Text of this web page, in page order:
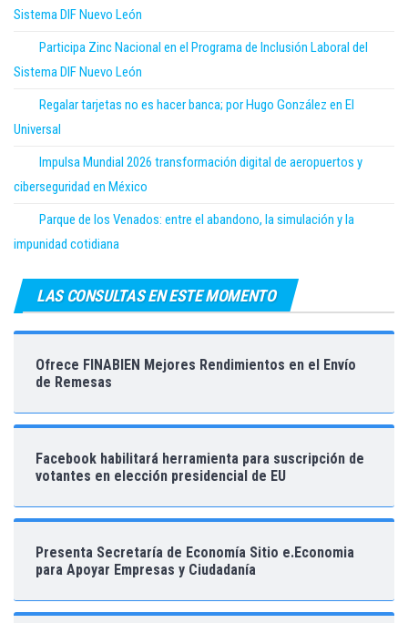
Sistema DIF Nuevo León
Participa Zinc Nacional en el Programa de Inclusión Laboral del
Sistema DIF Nuevo León
Regalar tarjetas no es hacer banca; por Hugo González en El
Universal
Impulsa Mundial 2026 transformación digital de aeropuertos y
ciberseguridad en México
Parque de los Venados: entre el abandono, la simulación y la
impunidad cotidiana
LAS CONSULTAS EN ESTE MOMENTO
Ofrece FINABIEN Mejores Rendimientos en el Envío
de Remesas
Facebook habilitará herramienta para suscripción de
votantes en elección presidencial de EU
Presenta Secretaría de Economía Sitio e.Economia
para Apoyar Empresas y Ciudadanía